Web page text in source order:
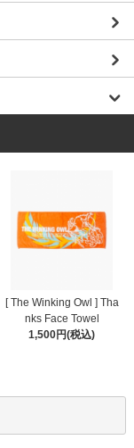
[ The Winking Owl ] Tha
nks Face Towel
1,500円(税込)